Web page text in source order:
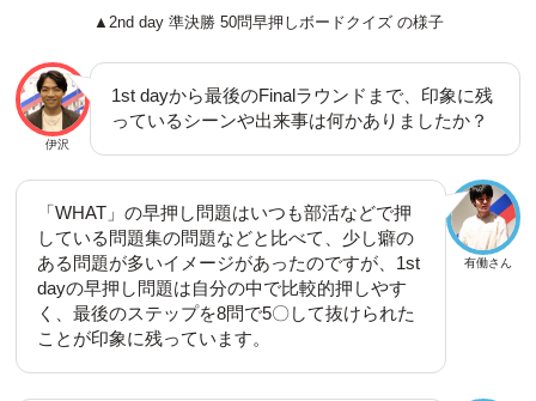
▲2nd day 準決勝 50問早押しボードクイズ の様子
伊沢
1st dayから最後のFinalラウンドまで、印象に残
っているシーンや出来事は何かありましたか？
有働さん
「WHAT」の早押し問題はいつも部活などで押
している問題集の問題などと比べて、少し癖の
ある問題が多いイメージがあったのですが、1st
dayの早押し問題は自分の中で比較的押しやす
く、最後のステップを8問で5〇して抜けられた
ことが印象に残っています。